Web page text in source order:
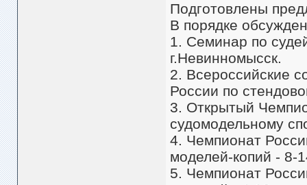
Подготовлены
В порядке
1. Семинар по
г.Невинномысск.
2. Всероссийские
России по
3. Открытый
судомодельному
4. Чемпионат
моделей-копий - 8-
5. Чемпионат